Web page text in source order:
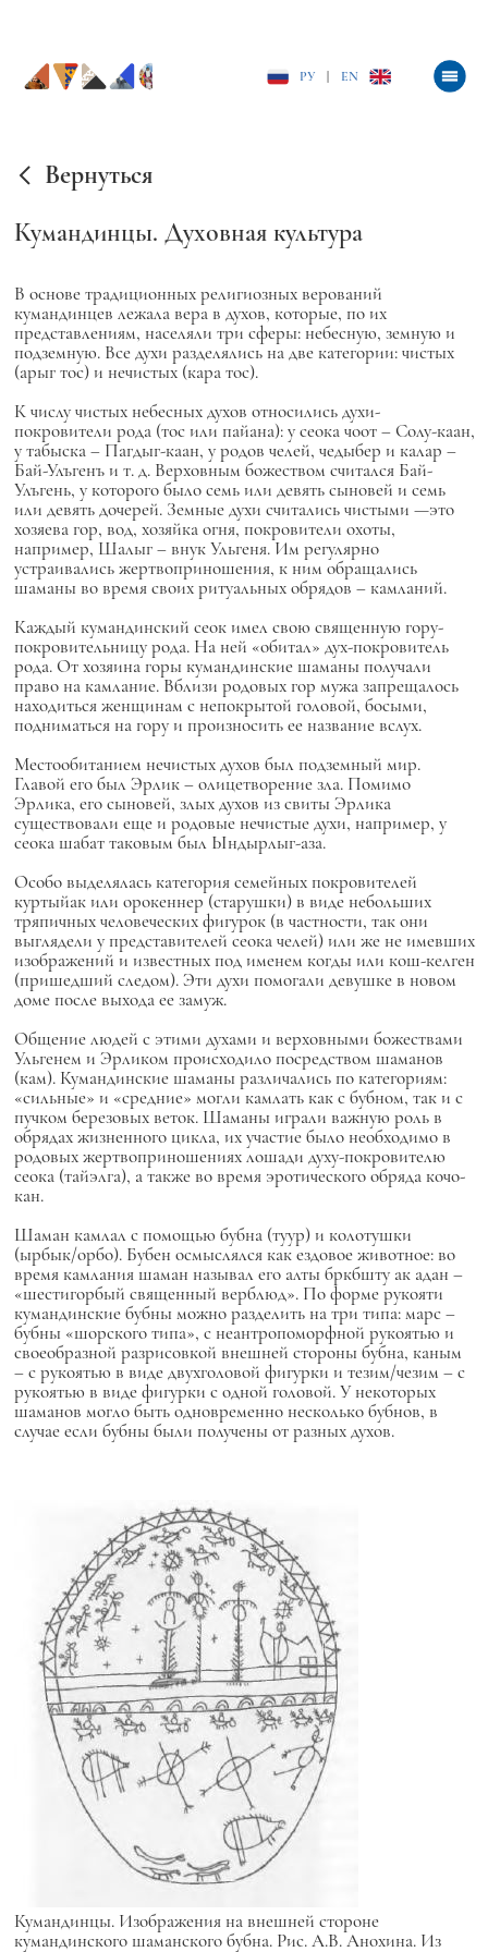
РУ EN
Вернуться
Кумандинцы. Духовная культура
В основе традиционных религиозных верований
кумандинцев лежала вера в духов, которые, по их
представлениям, населяли три сферы: небесную, земную и
подземную. Все духи разделялись на две категории: чистых
(арыг тос) и нечистых (кара тос).
К числу чистых небесных духов относились духи-
покровители рода (тос или пайана): у сеока чоот – Солу-каан,
у табыска – Пагдыг-каан, у родов челей, чедыбер и калар –
Бай-Улъгенъ и т. д. Верховным божеством считался Бай-
Улъгень, у которого было семь или девять сыновей и семь
или девять дочерей. Земные духи считались чистыми —это
хозяева гор, вод, хозяйка огня, покровители охоты,
например, Шалыг – внук Ульгеня. Им регулярно
устраивались жертвоприношения, к ним обращались
шаманы во время своих ритуальных обрядов – камланий.
Каждый кумандинский сеок имел свою священную гору-
покровительницу рода. На ней «обитал» дух-покровитель
рода. От хозяина горы кумандинские шаманы получали
право на камлание. Вблизи родовых гор мужа запрещалось
находиться женщинам с непокрытой головой, босыми,
подниматься на гору и произносить ее название вслух.
Местообитанием нечистых духов был подземный мир.
Главой его был Эрлик – олицетворение зла. Помимо
Эрлика, его сыновей, злых духов из свиты Эрлика
существовали еще и родовые нечистые духи, например, у
сеока шабат таковым был Ындырлыг-аза.
Особо выделялась категория семейных покровителей
куртыйак или орокеннер (старушки) в виде небольших
тряпичных человеческих фигурок (в частности, так они
выглядели у представителей сеока челей) или же не имевших
изображений и известных под именем когды или кош-келген
(пришедший следом). Эти духи помогали девушке в новом
доме после выхода ее замуж.
Общение людей с этими духами и верховными божествами
Ульгенем и Эрликом происходило посредством шаманов
(кам). Кумандинские шаманы различались по категориям:
«сильные» и «средние» могли камлать как с бубном, так и с
пучком березовых веток. Шаманы играли важную роль в
обрядах жизненного цикла, их участие было необходимо в
родовых жертвоприношениях лошади духу-покровителю
сеока (тайэлга), а также во время эротического обряда кочо-
кан.
Шаман камлал с помощью бубна (туур) и колотушки
(ырбык/орбо). Бубен осмыслялся как ездовое животное: во
время камлания шаман называл его алты бркбшту ак адан –
«шестигорбый священный верблюд». По форме рукояти
кумандинские бубны можно разделить на три типа: марс –
бубны «шорского типа», с неантропоморфной рукоятью и
своеобразной разрисовкой внешней стороны бубна, каным
– с рукоятью в виде двухголовой фигурки и тезим/чезим – с
рукоятью в виде фигурки с одной головой. У некоторых
шаманов могло быть одновременно несколько бубнов, в
случае если бубны были получены от разных духов.
Кумандинцы. Изображения на внешней стороне
кумандинского шаманского бубна. Рис. А.В. Анохина. Из